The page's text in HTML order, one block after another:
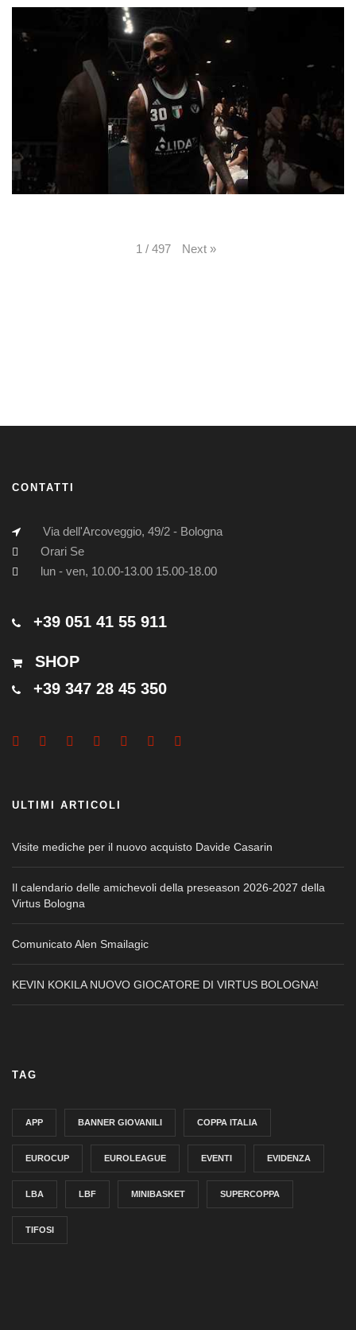
1 / 497 Next »
CONTATTI
Via dell'Arcoveggio, 49/2 - Bologna
Orari Se
lun - ven, 10.00-13.00 15.00-18.00
+39 051 41 55 911
SHOP
+39 347 28 45 350
ULTIMI ARTICOLI
Visite mediche per il nuovo acquisto Davide Casarin
Il calendario delle amichevoli della preseason 2026-2027 della
Virtus Bologna
Comunicato Alen Smailagic
KEVIN KOKILA NUOVO GIOCATORE DI VIRTUS BOLOGNA!
TAG
APP BANNER GIOVANILI COPPA ITALIA
EUROCUP EUROLEAGUE EVENTI EVIDENZA
LBA LBF MINIBASKET SUPERCOPPA
TIFOSI